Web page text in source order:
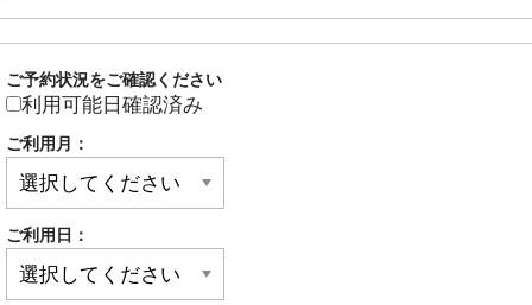
ご予約状況をご確認ください
利用可能日確認済み
ご利用月：
ご利用日：